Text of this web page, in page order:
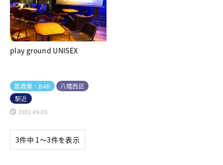
play ground UNISEX
居酒屋・BAR
八幡西区
駅近
2022.09.05
3件中 1〜3件を表示